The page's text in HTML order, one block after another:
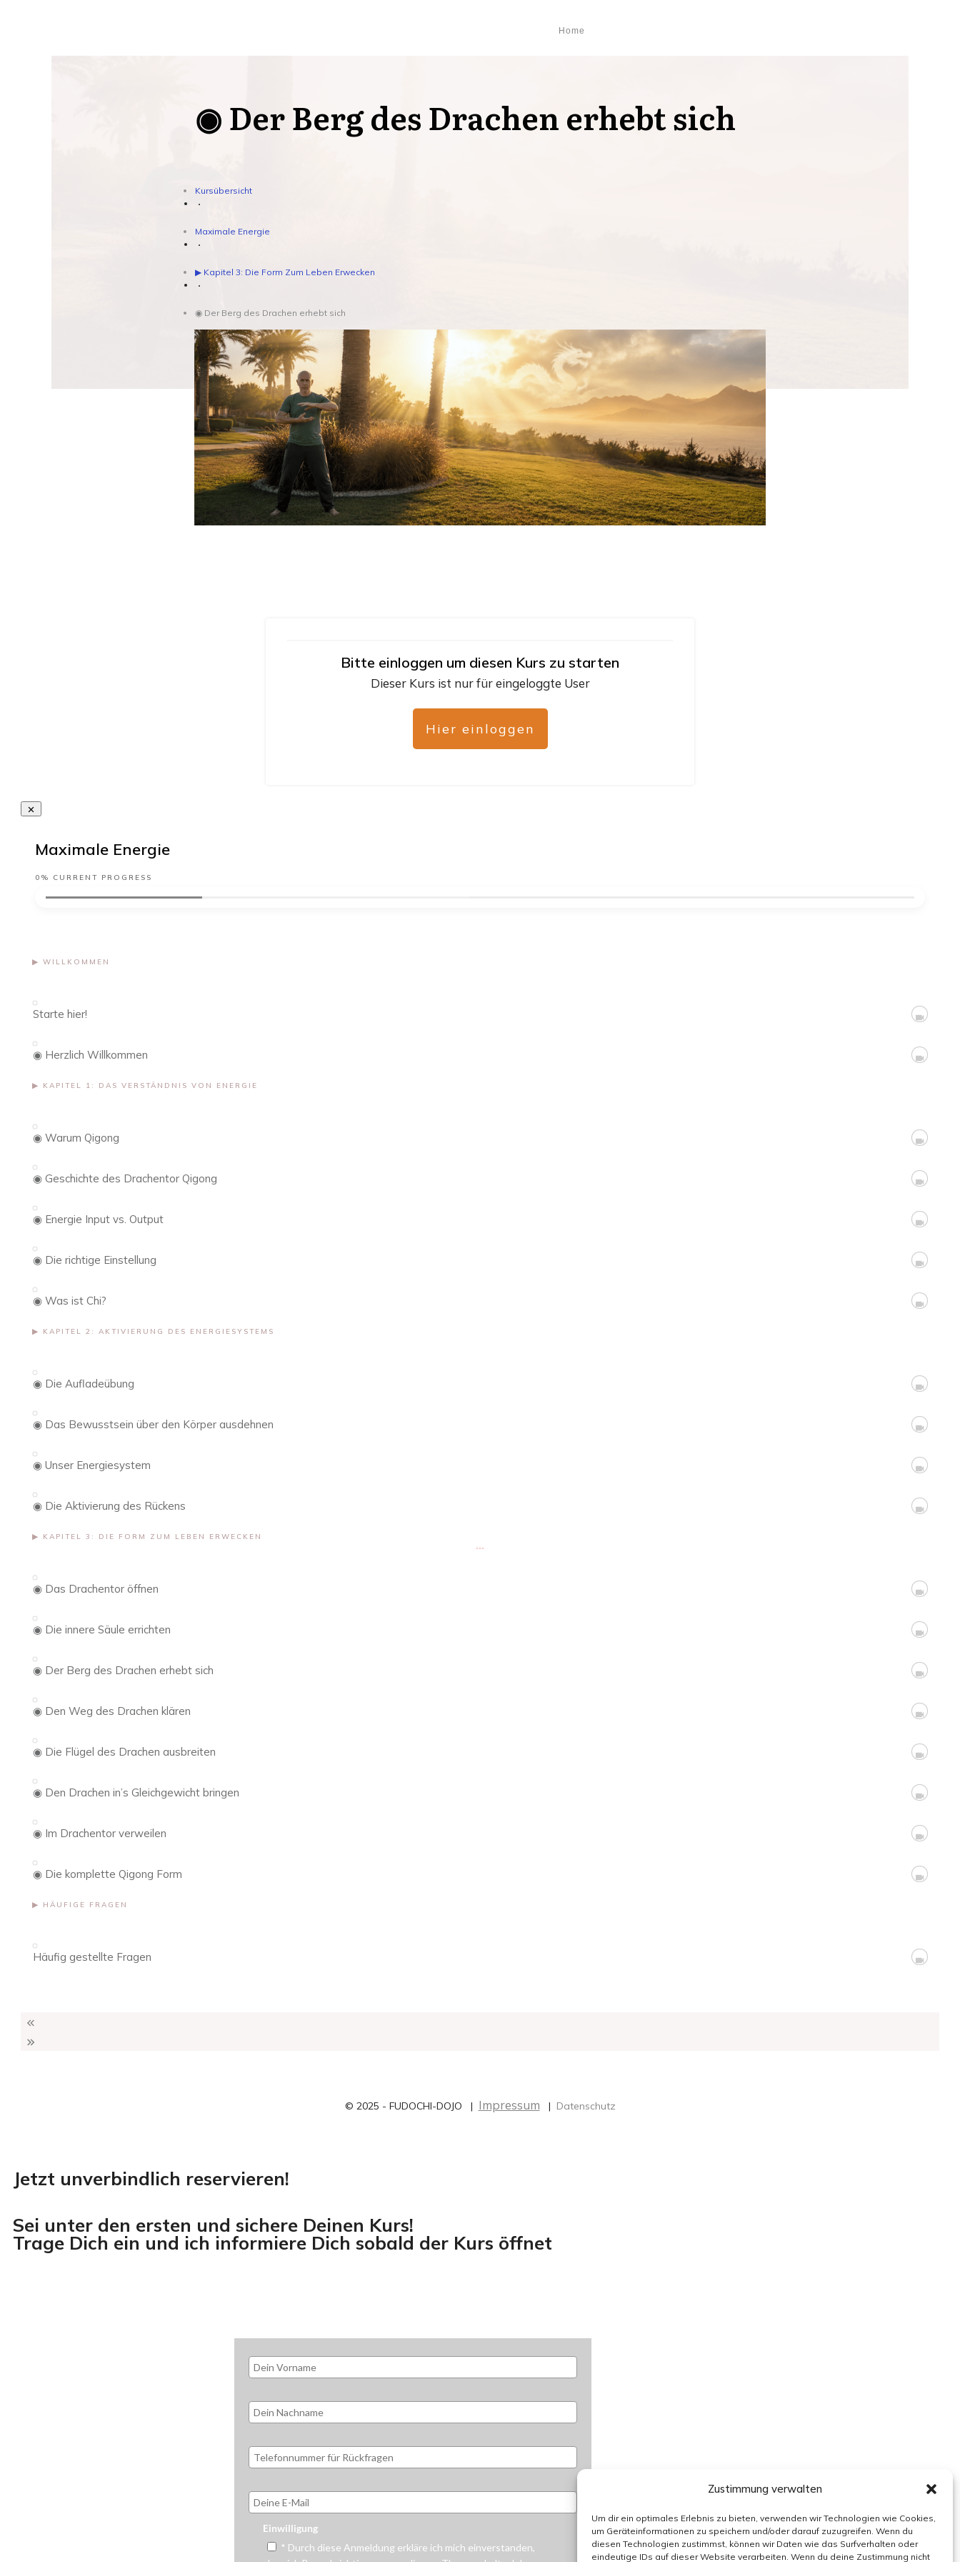
Zustimmung verwalten
Um dir ein optimales Erlebnis zu bieten, verwenden wir Technologien wie Cookies,
um Geräteinformationen zu speichern und/oder darauf zuzugreifen. Wenn du
diesen Technologien zustimmst, können wir Daten wie das Surfverhalten oder
eindeutige IDs auf dieser Website verarbeiten. Wenn du deine Zustimmung nicht
Home
◉ Der Berg des Drachen erhebt sich
Kursübersicht
Maximale Energie
▶︎ Kapitel 3: Die Form Zum Leben Erwecken
◉ Der Berg des Drachen erhebt sich
Bitte einloggen um diesen Kurs zu starten
Dieser Kurs ist nur für eingeloggte User
Hier einloggen
Maximale Energie
0% CURRENT PROGRESS
▶︎ WILLKOMMEN
Starte hier!
◉ Herzlich Willkommen
▶︎ KAPITEL 1: DAS VERSTÄNDNIS VON ENERGIE
◉ Warum Qigong
◉ Geschichte des Drachentor Qigong
◉ Energie Input vs. Output
◉ Die richtige Einstellung
◉ Was ist Chi?
▶︎ KAPITEL 2: AKTIVIERUNG DES ENERGIESYSTEMS
◉ Die Aufladeübung
◉ Das Bewusstsein über den Körper ausdehnen
◉ Unser Energiesystem
◉ Die Aktivierung des Rückens
▶︎ KAPITEL 3: DIE FORM ZUM LEBEN ERWECKEN
◉ Das Drachentor öffnen
◉ Die innere Säule errichten
◉ Der Berg des Drachen erhebt sich
◉ Den Weg des Drachen klären
◉ Die Flügel des Drachen ausbreiten
◉ Den Drachen in’s Gleichgewicht bringen
◉ Im Drachentor verweilen
◉ Die komplette Qigong Form
▶︎ HÄUFIGE FRAGEN
Häufig gestellte Fragen
© 2025 - FUDOCHI-DOJO | Impressum | Datenschutz
Jetzt unverbindlich reservieren!
Sei unter den ersten und sichere Deinen Kurs!
Trage Dich ein und ich informiere Dich sobald der Kurs öffnet
Einwilligung
* Durch diese Anmeldung erkläre ich mich einverstanden,